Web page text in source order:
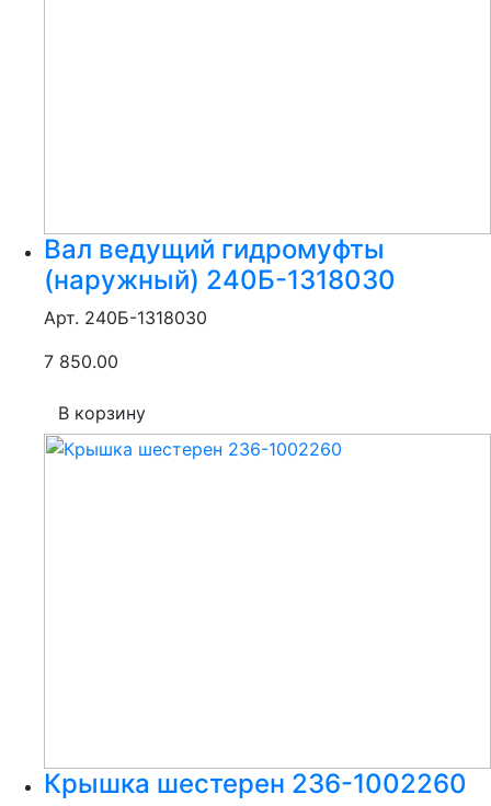
Вал ведущий гидромуфты
(наружный) 240Б-1318030
Арт. 240Б-1318030
7 850.00
В корзину
Крышка шестерен 236-1002260